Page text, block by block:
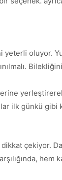
oluyor.
ilk günkü gibi
çekiyor.
hem